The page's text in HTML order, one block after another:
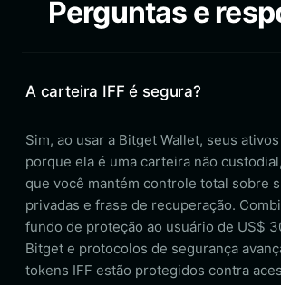
Perguntas e
A carteira IFF é segura?
Sim, ao usar a Bitget Wallet, seus
porque ela é uma carteira não
que você mantém controle total sobre
privadas e frase de recuperação.
fundo de proteção ao usuário de US$
Bitget e protocolos de segurança
tokens IFF estão protegidos contra